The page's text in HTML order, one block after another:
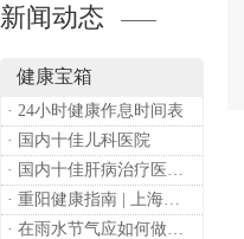
新闻动态
健康宝箱
· 24小时健康作息时间表
· 国内十佳儿科医院
· 国内十佳肝病治疗医院排行
· 重阳健康指南 | 上海诗烨：秋养正当时，这份健康小贴士请收好​
· 在雨水节气应如何做好健康保健？